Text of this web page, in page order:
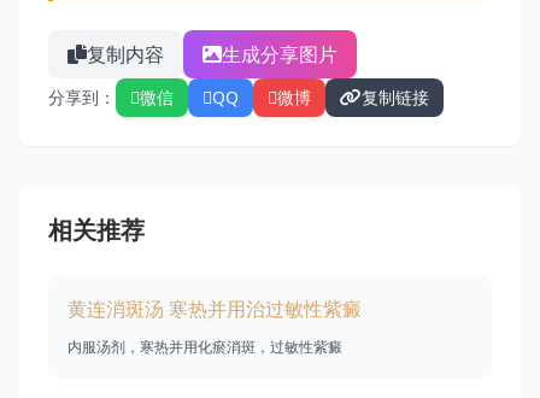
复制内容 生成分享图片
分享到： 微信 QQ 微博 复制链接
相关推荐
黄连消斑汤 寒热并用治过敏性紫癜
内服汤剂，寒热并用化瘀消斑，过敏性紫癜